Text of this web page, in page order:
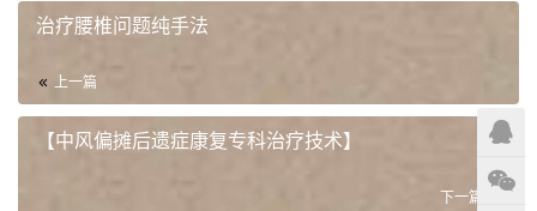
治疗腰椎问题纯手法
上一篇
【中风偏摊后遗症康复专科治疗技术】
下一篇